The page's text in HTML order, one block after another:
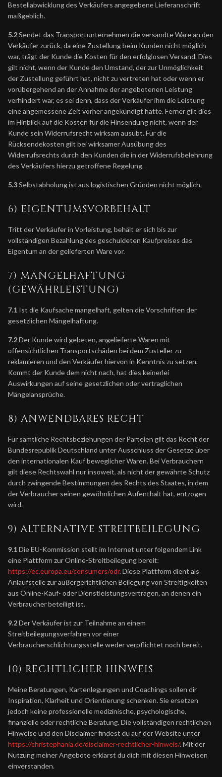
Bestellabwicklung des Verkäufers angegebene Lieferanschrift
maßgeblich.
5.2Sendet das Transportunternehmen die versandte Ware an den
Verkäufer zurück, da eine Zustellung beim Kunden nicht möglich
war, trägt der Kunde die Kosten für den erfolglosen Versand. Dies
gilt nicht, wenn der Kunde den Umstand, der zur Unmöglichkeit
der Zustellung geführt hat, nicht zu vertreten hat oder wenn er
vorübergehend an der Annahme der angebotenen Leistung
verhindert war, es sei denn, dass der Verkäufer ihm die Leistung
eine angemessene Zeit vorher angekündigt hatte. Ferner gilt dies
im Hinblick auf die Kosten für die Hinsendung nicht, wenn der
Kunde sein Widerrufsrecht wirksam ausübt. Für die
Rücksendekosten gilt bei wirksamer Ausübung des
Widerrufsrechts durch den Kunden die in der Widerrufsbelehrung
des Verkäufers hierzu getroffene Regelung.
5.3Selbstabholung ist aus logistischen Gründen nicht möglich.
6) EIGENTUMSVORBEHALT
Tritt der Verkäufer in Vorleistung, behält er sich bis zur
vollständigen Bezahlung des geschuldeten Kaufpreises das
Eigentum an der gelieferten Ware vor.
7) MÄNGELHAFTUNG
(GEWÄHRLEISTUNG)
7.1 Ist die Kaufsache mangelhaft, gelten die Vorschriften der
gesetzlichen Mängelhaftung.
7.2Der Kunde wird gebeten, angelieferte Waren mit
offensichtlichen Transportschäden bei dem Zusteller zu
reklamieren und den Verkäufer hiervon in Kenntnis zu setzen.
Kommt der Kunde dem nicht nach, hat dies keinerlei
Auswirkungen auf seine gesetzlichen oder vertraglichen
Mängelansprüche.
8) ANWENDBARES RECHT
Für sämtliche Rechtsbeziehungen der Parteien gilt das Recht der
Bundesrepublik Deutschland unter Ausschluss der Gesetze über
den internationalen Kauf beweglicher Waren. Bei Verbrauchern
gilt diese Rechtswahl nur insoweit, als nicht der gewährte Schutz
durch zwingende Bestimmungen des Rechts des Staates, in dem
der Verbraucher seinen gewöhnlichen Aufenthalt hat, entzogen
wird.
9) ALTERNATIVE STREITBEILEGUNG
9.1Die EU-Kommission stellt im Internet unter folgendem Link
eine Plattform zur Online-Streitbeilegung bereit:
https://ec.europa.eu/consumers/odr. Diese Plattform dient als
Anlaufstelle zur außergerichtlichen Beilegung von Streitigkeiten
aus Online-Kauf- oder Dienstleistungsverträgen, an denen ein
Verbraucher beteiligt ist.
9.2Der Verkäufer ist zur Teilnahme an einem
Streitbeilegungsverfahren vor einer
Verbraucherschlichtungsstelle weder verpflichtet noch bereit.
10) RECHTLICHER HINWEIS
Meine Beratungen, Kartenlegungen und Coachings sollen dir
Inspiration, Klarheit und Orientierung schenken. Sie ersetzen
jedoch keine professionelle medizinische, psychologische,
finanzielle oder rechtliche Beratung. Die vollständigen rechtlichen
Hinweise und den Disclaimer findest du auf der Website unter
https://christephania.de/disclaimer-rechtlicher-hinweis/. Mit der
Nutzung meiner Angebote erklärst du dich mit diesen Hinweisen
einverstanden.